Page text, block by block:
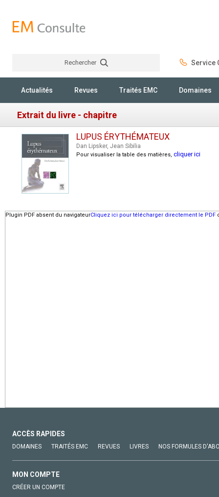
Rechercher Service
Actualités Revues Traités EMC Domaines
Extrait du livre - chapitre
LUPUS ÉRYTHÉMATEUX
Dan Lipsker, Jean Sibilia
Pour visualiser la table des matières, cliquer ici
Plugin PDF absent du navigateurCliquez ici pour télécharger directement le PDF
ACCÈS RAPIDES
DOMAINES TRAITÉS EMC REVUES LIVRES NOS FORMULES
MON COMPTE
CRÉER UN COMPTE